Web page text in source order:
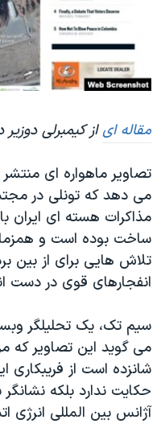
فرهنگ و زندگی
حقوق شهروندی
اقتصادی
اسرائیل در جنگ
آرشیو پخش زنده
مستندها
انتخابات ریاست جمهوری آمریکا
حمله جمهوری اسلامی به
ورزش زنان در ایران
مجموعه مستندهای دادخواهی
تریبونال مردمی آبان ۹۸
دادگاه حمید نوری
چهل سال گروگان‌گیری
اعتراضات مردمی آبان ۹۸
اسرائیل در جنگ
نرگس محمدی برنده جایزه
همایش محافظه‌کاران
دنبال کنید
زبانهای مختلف
مقاله ایاز کیمبرلی
تصاویر ماهواره ای
می دهد که تونلی در
مذاکرات هسته ای
ساخت بوده است و
تلاش هایی برای از بین
انفجارهای قوی در دست
سیم تک، یک تحلیلگر
می گوید این تصاویر که
شانزده است از فریبکاری
حکایت ندارد بلکه
آژانس بین المللی انرژی